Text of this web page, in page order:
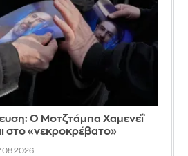
Ο Μοτζτάμπα Χαμενεΐ
στο «νεκροκρέβατο»